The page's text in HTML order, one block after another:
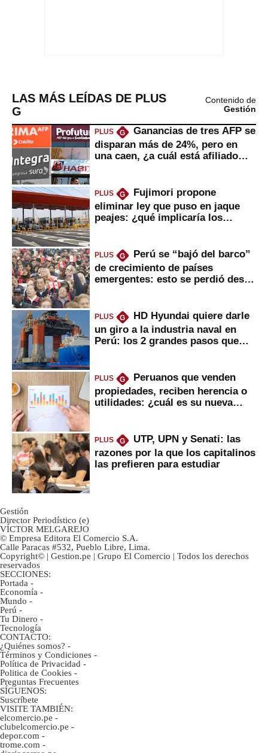
LAS MÁS LEÍDAS DE PLUS
G
Contenido de
Gestión
PLUS G
Ganancias de tres AFP se
disparan más de 24%, pero en
una caen, ¿a cuál está afiliado
PLUS G
Fujimori propone
eliminar ley que puso en jaque
peajes: ¿qué implicaría los
PLUS G
Perú se “bajó del barco”
de crecimiento de países
emergentes: esto se perdió desde
PLUS G
HD Hyundai quiere darle
un giro a la industria naval en
Perú: los 2 grandes pasos que
PLUS G
Peruanos que venden
propiedades, reciben herencia o
utilidades: ¿cuál es su nueva
PLUS G
UTP, UPN y Senati: las
razones por la que los capitalinos
las prefieren para estudiar
Gestión
Director Periodístico (e)
VÍCTOR MELGAREJO
© Empresa Editora El Comercio S.A.
Calle Paracas #532, Pueblo Libre, Lima.
Copyright© | Gestion.pe | Grupo El Comercio | Todos los derechos
reservados
SECCIONES:
Portada -
Economía -
Mundo -
Perú -
Tu Dinero -
Tecnología
CONTACTO:
¿Quiénes somos? -
Términos y Condiciones -
Política de Privacidad -
Politica de Cookies -
Preguntas Frecuentes
SÍGUENOS:
Suscríbete
VISITE TAMBIÉN:
elcomercio.pe -
clubelcomercio.pe -
depor.com -
trome.com -